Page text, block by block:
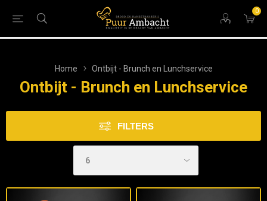
0
Home Ontbijt - Brunch en Lunchservice
Ontbijt - Brunch en Lunchservice
FILTERS